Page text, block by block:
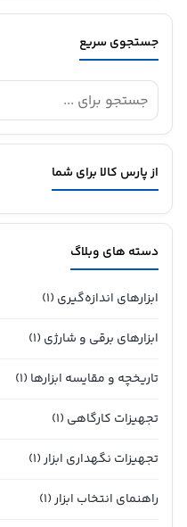
جستجوی سریع
از پارس کالا برای شما
دسته های وبلاگ
ابزارهای اندازه‌گیری (1)
ابزارهای برقی و شارژی (1)
تاریخچه و مقایسه ابزارها (1)
تجهیزات کارگاهی (1)
تجهیزات نگهداری ابزار(1)
راهنمای انتخاب ابزار(1)